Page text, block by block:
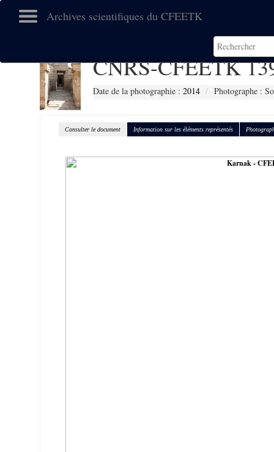
Archives scientifiques du CFEETK
CNRS-CFEETK
Date de la photographie : 2014 Photographe :
Consulter le document Information sur les éléments représentés